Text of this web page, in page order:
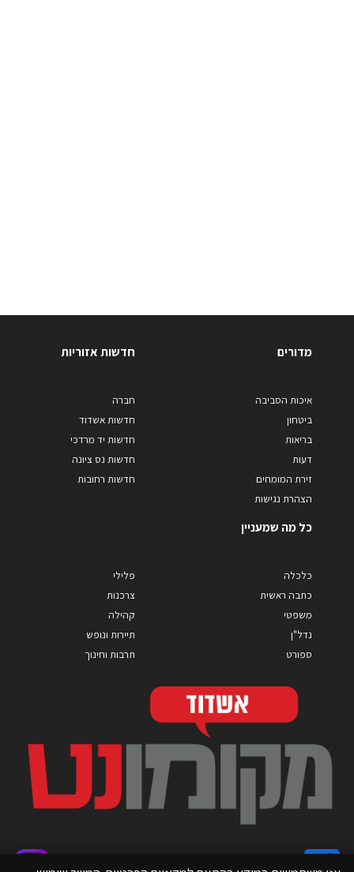
מדורים
איכות הסביבה
ביטחון
בריאות
דעות
זירת המומחים
הצהרת נגישות
חדשות אזוריות
חברה
חדשות אשדוד
חדשות יד מרדכי
חדשות נס ציונה
חדשות רחובות
כל מה שמעניין
כלכלה
כתבה ראשית
משפטי
נדל"ן
ספורט
פלילי
צרכנות
קהילה
תיירות ונופש
תרבות וחינוך